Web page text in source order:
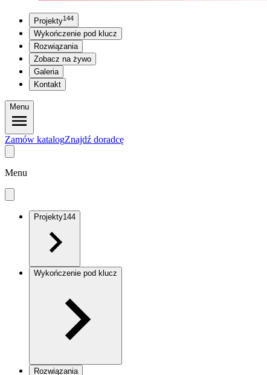
Projekty144
Wykończenie pod klucz
Rozwiązania
Zobacz na żywo
Galeria
Kontakt
Menu
Zamów katalogZnajdź doradcę
Menu
Projekty144
Wykończenie pod klucz
Rozwiązania